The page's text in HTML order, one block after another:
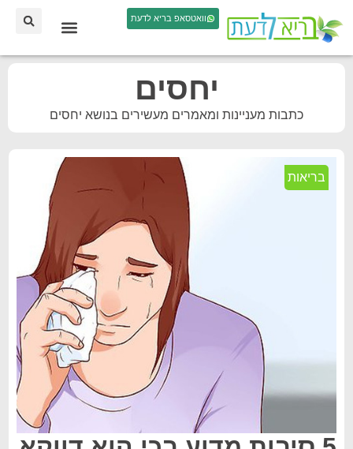
וואטסאפ בריא לדעת
יחסים
כתבות מעניינות ומאמרים מעשירים בנושא יחסים
בריאות